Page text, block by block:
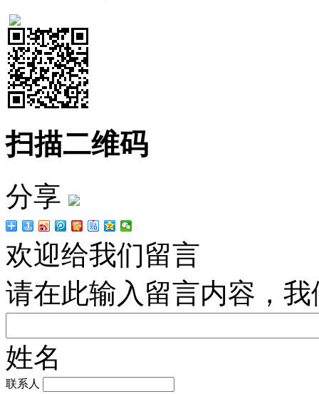
扫描二维码
分享
欢迎给我们留言
请在此输入留言内容，
姓名
联系人